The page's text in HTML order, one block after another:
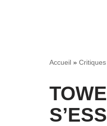
Accueil » Critiques